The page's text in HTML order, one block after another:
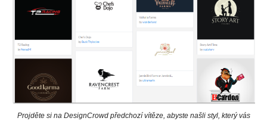
Projděte si na DesignCrowd předchozí vítěze, abyste našli styl, který vás